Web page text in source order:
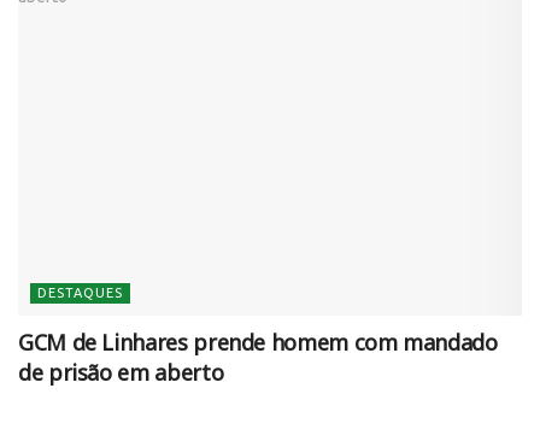
DESTAQUES
GCM de Linhares prende homem com mandado
de prisão em aberto